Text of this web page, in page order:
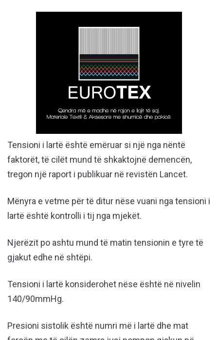
Tensioni i lartë është emëruar si një nga nëntë
faktorët, të cilët mund të shkaktojnë demencën,
tregon një raport i publikuar në revistën Lancet.
Mënyra e vetme për të ditur nëse vuani nga tensioni i
lartë është kontrolli i tij nga mjekët.
Njerëzit po ashtu mund të matin tensionin e tyre të
gjakut edhe në shtëpi.
Tensioni i lartë konsiderohet nëse është në nivelin
140/90mmHg.
Presioni sistolik është numri më i lartë dhe mat